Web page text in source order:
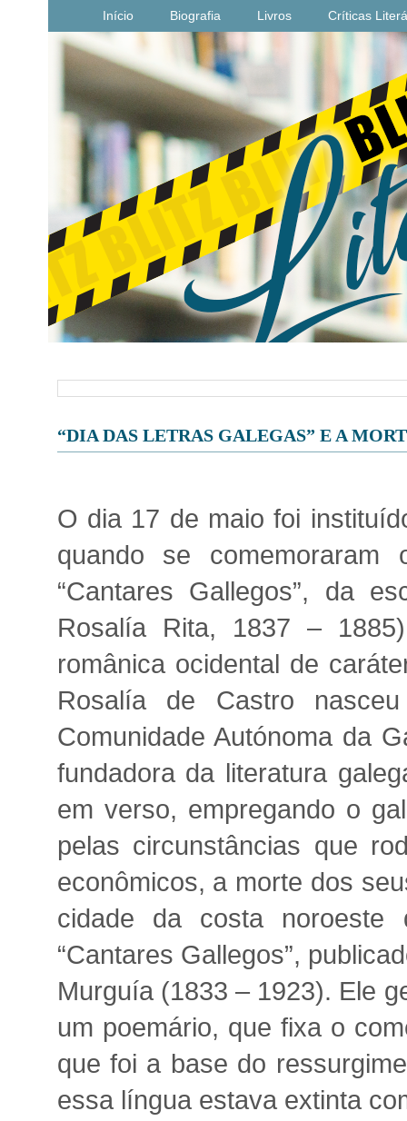
Início Biografia Livros Críticas
“DIA DAS LETRAS GALEGAS” E A
O dia 17 de maio foi
quando se
“Cantares Gallegos”, da
Rosalía Rita, 1837 –
românica ocidental de
Rosalía de Castro
Comunidade Autónoma da
fundadora da literatura
em verso, empregando o
pelas circunstâncias que
econômicos, a morte dos
cidade da costa noroeste
“Cantares Gallegos”,
Murguía (1833 – 1923). Ele
um poemário, que fixa o
que foi a base do
essa língua estava extinta